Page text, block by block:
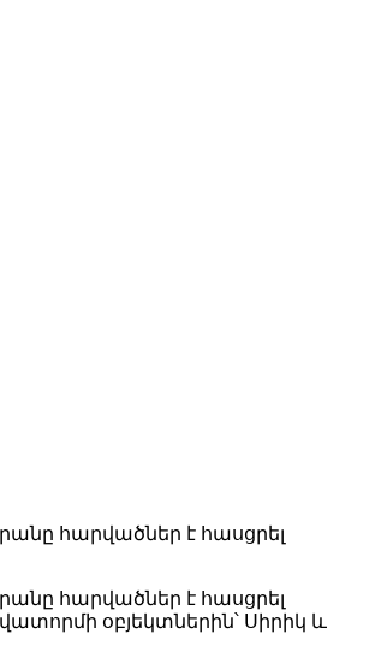
հարվածներ է հասցրել
հարվածներ է հասցրել
օբյեկտներին՝ Սիրիկ և